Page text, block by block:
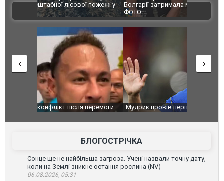
пожежі у
Болгарії затримала міжнародного наркобарона.
ФОТО
одна
ВІДЕО
Мудрик провів перший матч за "Челсі" після
під час
Франції
БЛОГОСТРІЧКА
Сонце ще не найбільша загроза. Учені назвали точну дату,
коли на Землі зникне остання рослина (NV)
06.08.2026, 05:31